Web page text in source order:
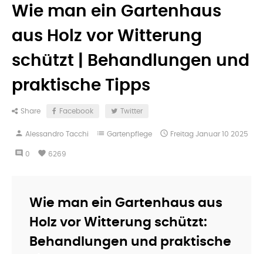
Wie man ein Gartenhaus
aus Holz vor Witterung
schützt | Behandlungen und
praktische Tipps
Share Facebook Twitter
person Alessandro Tacchi list Gartenpflege  Freitag Januar 10 2025
comment 0 favorite 6269
Wie man ein Gartenhaus aus
Holz vor Witterung schützt:
Behandlungen und praktische